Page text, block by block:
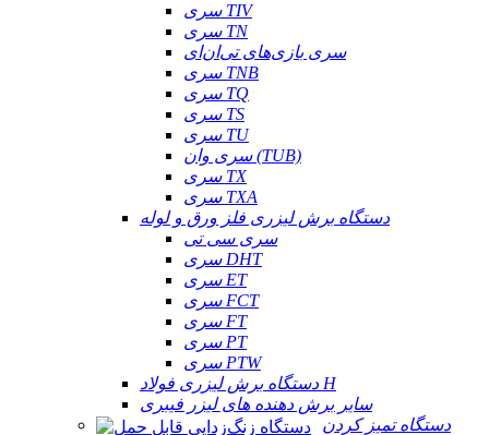
سری TIV
سری TN
سری بازی‌های تی‌ان‌ای
سری TNB
سری TQ
سری TS
سری TU
سری وان (TUB)
سری TX
سری TXA
دستگاه برش لیزری فلز ورق و لوله
سری سی تی
سری DHT
سری ET
سری FCT
سری FT
سری PT
سری PTW
دستگاه برش لیزری فولاد H
سایر برش دهنده های لیزر فیبری
دستگاه تمیز کردن